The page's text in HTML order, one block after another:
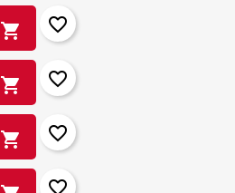
shopping_cart favorite_border
shopping_cart favorite_border
shopping_cart favorite_border
favorite_border